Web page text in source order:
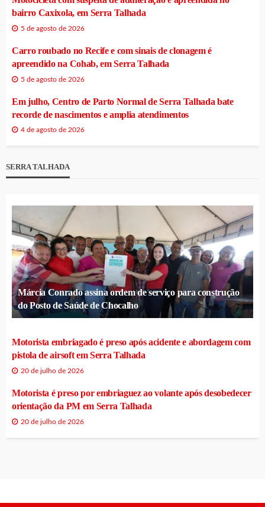
bairro Caxixola, em Serra Talhada
5 de agosto de 2026
Carro roubado no Recife e com sinais de clonagem é
apreendido na Cohab, em Serra Talhada
5 de agosto de 2026
Em julho, Centro de Parto Normal de Serra Talhada bate
recorde de nascimentos e amplia atendimentos
4 de agosto de 2026
SERRA TALHADA
Márcia Conrado assina ordem de serviço para construção
do Posto de Saúde de Chocalho
Motorista embriagado é preso após acidente e abordagem com
pistola de airsoft em Serra Talhada
20 de julho de 2026
Motorista é preso por embriaguez ao volante após desobedecer
orientação da PM em Serra Talhada
20 de julho de 2026